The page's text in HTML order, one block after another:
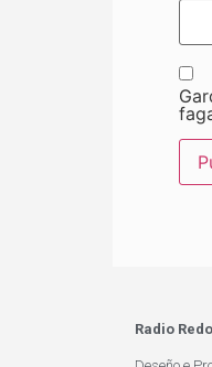
Radio